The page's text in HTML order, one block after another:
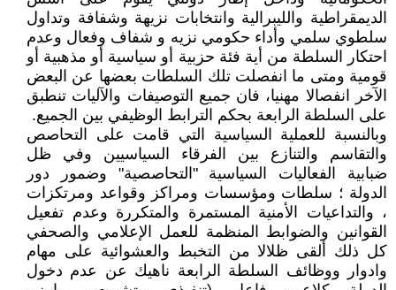
الديمقراطية والليبرالية وانتخابات نزيهة وشفافة وتداول
سلطوي سلمي وأداء حكومي نزيه و شفاف وفعال وعدم
احتكار السلطة من أية فئة حزبية أو سياسية أو مذهبية أو
قومية ومتى ما انفصلت تلك السلطات بعضها عن البعض
الآخر انفصالا مهنيا، فان جميع التوصيفات والآليات تنطبق
على السلطة الرابعة بحكم الترابط الوظيفي بين الجميع.
وبالنسبة للعملية السياسية التي قامت على التحاصص
والتقاسم والتنازع بين الفرقاء السياسيين وفي ظل
ضبابية الفعاليات السياسية "التحاصصية" وضمور دور
الدولة ؛ سلطات ومؤسسات ومراكز وقواعد ومرتكزات
، والتداعيات الأمنية المستمرة والمتكررة وعدم تفعيل
القوانين والضوابط المنظمة للعمل الإعلامي والصحفي
كل ذلك ألقى ظلالا من التخبط والعشوائية على مهام
وادوار ووظائف السلطة الرابعة ناهيك عن عدم دخول